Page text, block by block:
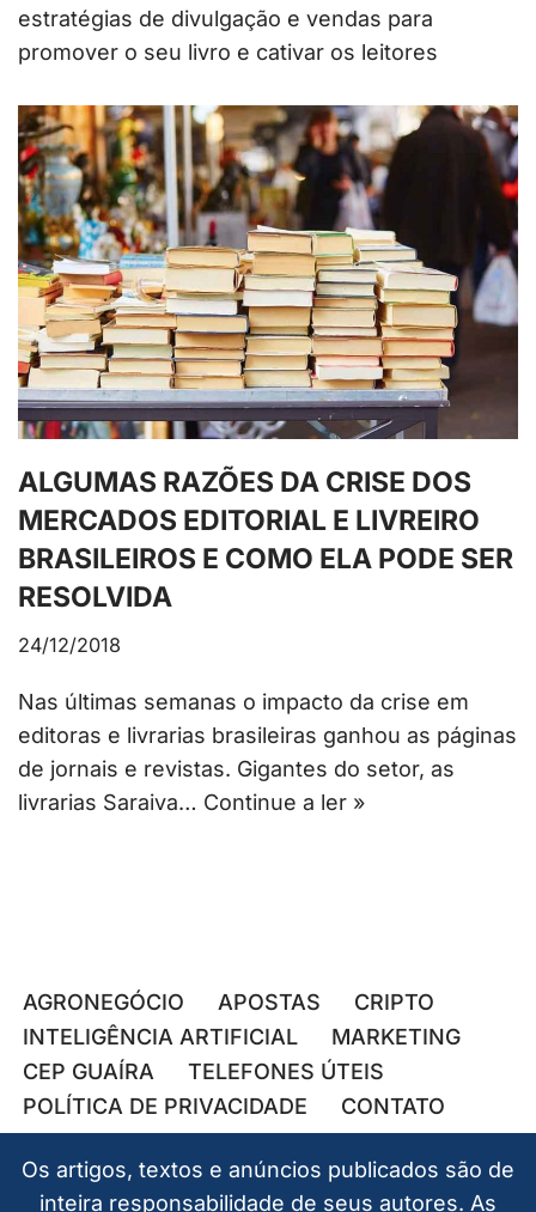
estratégias de divulgação e vendas para
promover o seu livro e cativar os leitores
ALGUMAS RAZÕES DA CRISE DOS
MERCADOS EDITORIAL E LIVREIRO
BRASILEIROS E COMO ELA PODE SER
RESOLVIDA
24/12/2018
Nas últimas semanas o impacto da crise em
editoras e livrarias brasileiras ganhou as páginas
de jornais e revistas. Gigantes do setor, as
livrarias Saraiva… Continue a ler »
AGRONEGÓCIO APOSTAS
CRIPTO
INTELIGÊNCIA ARTIFICIAL
MARKETING
CEP GUAÍRA
TELEFONES ÚTEIS
POLÍTICA DE PRIVACIDADE
CONTATO
Os artigos, textos e anúncios publicados são de
inteira responsabilidade de seus autores. As